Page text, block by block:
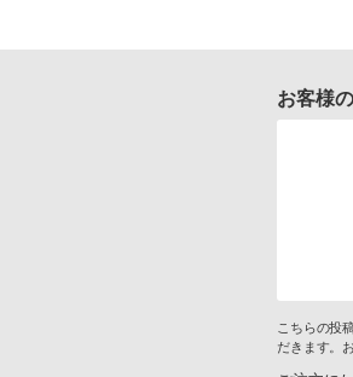
お客様
こちらの投
だきます。